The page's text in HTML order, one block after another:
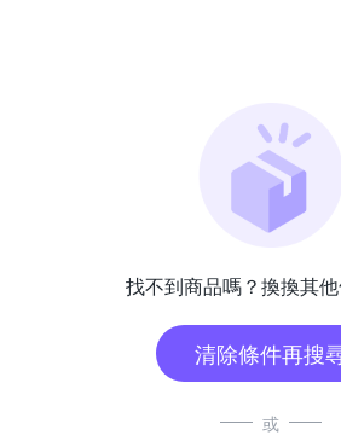
找不到商品嗎？換換其他
清除條件再搜
或